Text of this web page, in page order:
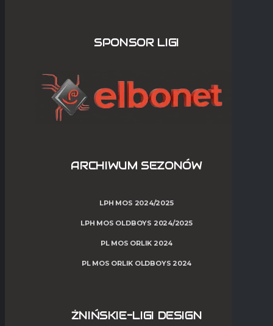
SPONSOR LIGI
ARCHIWUM SEZONÓW
LPH MOS 2024/2025
LPH MOS OLDBOYS 2024/2025
PL MOS ORLIK 2024
PL MOS ORLIK OLDBOYS 2024
ŻNIŃSKIE-LIGI DESIGN